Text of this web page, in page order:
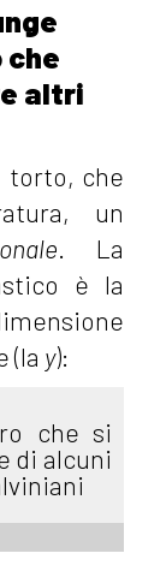
che
altri
torto, che
un
. La
è la
(la y):
che si
di alcuni